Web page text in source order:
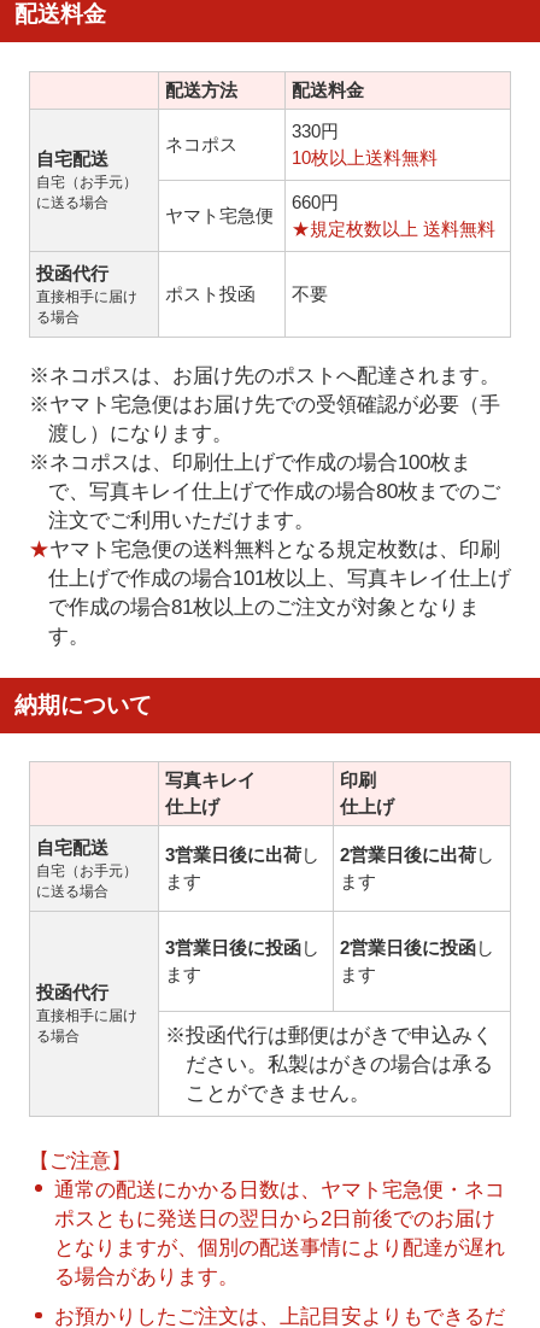
配送料金
配送方法 配送料金
自宅配送
自宅（お手元）
に送る場合
ネコポス
330円
10枚以上送料無料
ヤマト宅急便
660円
★規定枚数以上 送料無料
投函代行
直接相手に届け
る場合
ポスト投函 不要
※ネコポスは、お届け先のポストへ配達されます。
※ヤマト宅急便はお届け先での受領確認が必要（手
渡し）になります。
※ネコポスは、印刷仕上げで作成の場合100枚ま
で、写真キレイ仕上げで作成の場合80枚までのご
注文でご利用いただけます。
★ヤマト宅急便の送料無料となる規定枚数は、印刷
仕上げで作成の場合101枚以上、写真キレイ仕上げ
で作成の場合81枚以上のご注文が対象となりま
す。
納期について
写真キレイ
仕上げ
印刷
仕上げ
自宅配送
自宅（お手元）
に送る場合
3営業日後に出荷し
ます
2営業日後に出荷し
ます
投函代行
直接相手に届け
る場合
3営業日後に投函し
ます
2営業日後に投函し
ます
※投函代行は郵便はがきで申込みく
ださい。私製はがきの場合は承る
ことができません。
【ご注意】
通常の配送にかかる日数は、ヤマト宅急便・ネコ
ポスともに発送日の翌日から2日前後でのお届け
となりますが、個別の配送事情により配達が遅れ
る場合があります。
お預かりしたご注文は、上記目安よりもできるだ